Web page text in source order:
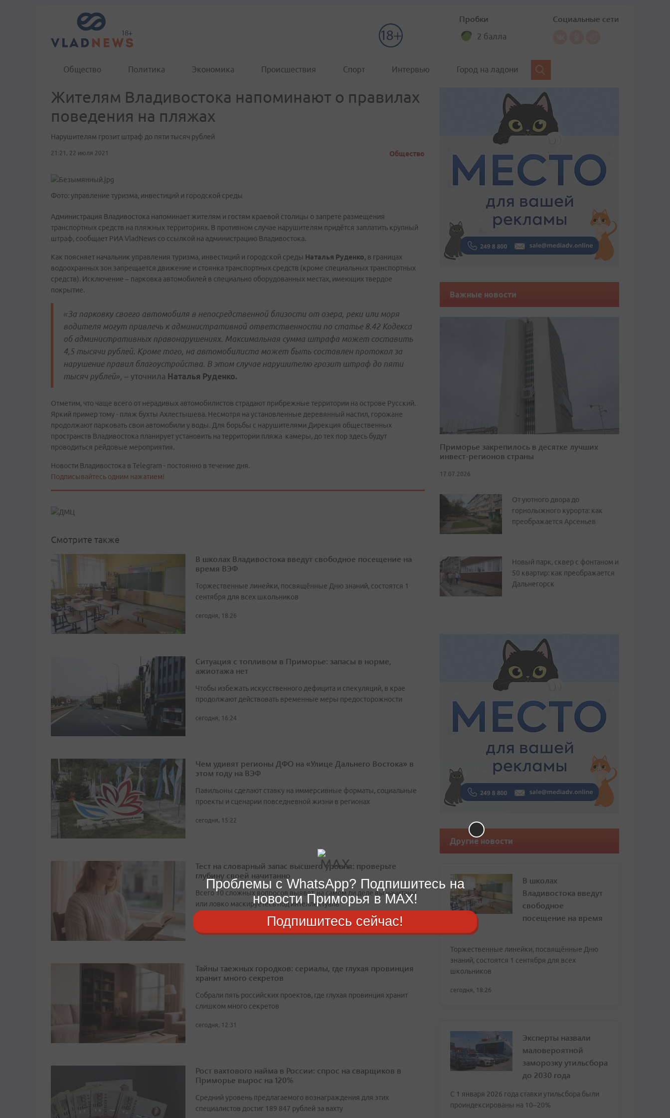
Пробки
2 балла
Социальные сети
Общество Политика Экономика Происшествия Спорт Интервью Город на ладони
Жителям Владивостока напоминают о правилах
поведения на пляжах
Нарушителям грозит штраф до пяти тысяч рублей
21:21, 22 июля 2021 Общество
Фото: управление туризма, инвестиций и городской среды
Администрация Владивостока напоминает жителям и гостям краевой столицы о запрете размещения
транспортных средств на пляжных территориях. В противном случае нарушителям придётся заплатить крупный
штраф, сообщает РИА VladNews со ссылкой на администрацию Владивостока.
Как поясняет начальник управления туризма, инвестиций и городской среды Наталья Руденко, в границах
водоохранных зон запрещается движение и стоянка транспортных средств (кроме специальных транспортных
средств). Исключение – парковка автомобилей в специально оборудованных местах, имеющих твердое
покрытие.
«За парковку своего автомобиля в непосредственной близости от озера, реки или моря
водителя могут привлечь к административной ответственности по статье 8.42 Кодекса
об административных правонарушениях. Максимальная сумма штрафа может составить
4,5 тысячи рублей. Кроме того, на автомобилиста может быть составлен протокол за
нарушение правил благоустройства. В этом случае нарушителю грозит штраф до пяти
тысяч рублей», – уточнила Наталья Руденко.
Отметим, что чаще всего от нерадивых автомобилистов страдают прибрежные территории на острове Русский.
Яркий пример тому - пляж бухты Ахлестышева. Несмотря на установленные деревянный настил, горожане
продолжают парковать свои автомобили у воды. Для борьбы с нарушителями Дирекция общественных
пространств Владивостока планирует установить на территории пляжа камеры, до тех пор здесь будут
проводиться рейдовые мероприятия.
Новости Владивостока в Telegram - постоянно в течение дня.
Подписывайтесь одним нажатием!
Смотрите также
В школах Владивостока введут свободное посещение на
время ВЭФ
Торжественные линейки, посвящённые Дню знаний, состоятся 1
сентября для всех школьников
сегодня, 18:26
Ситуация с топливом в Приморье: запасы в норме,
ажиотажа нет
Чтобы избежать искусственного дефицита и спекуляций, в крае
продолжают действовать временные меры предосторожности
сегодня, 16:24
Чем удивят регионы ДФО на «Улице Дальнего Востока» в
этом году на ВЭФ
Павильоны сделают ставку на иммерсивные форматы, социальные
проекты и сценарии повседневной жизни в регионах
сегодня, 15:22
Тест на словарный запас высшего уровня: проверьте
глубину своей начитанно
Всего 10 сложных вопросов выявят, на самом ли деле вы начитаны
или ловко маскируетесь под интеллектуала
Тайны таежных городков: сериалы, где глухая провинция
хранит много секретов
Собрали пять российских проектов, где глухая провинция хранит
слишком много секретов
сегодня, 12:31
Рост вахтового найма в России: спрос на сварщиков в
Приморье вырос на 120%
Средний уровень предлагаемого вознаграждения для этих
специалистов достиг 189 847 рублей за вахту
Важные новости
Приморье закрепилось в десятке лучших
инвест-регионов страны
17.07.2026
От уютного двора до
горнолыжного курорта: как
преображается Арсеньев
Новый парк, сквер с фонтаном и
50 квартир: как преображается
Дальнегорск
Другие новости
В школах
Владивостока введут
свободное
посещение на время
Торжественные линейки, посвящённые Дню
знаний, состоятся 1 сентября для всех
школьников
сегодня, 18:26
Эксперты назвали
маловероятной
заморозку утильсбора
до 2030 года
С 1 января 2026 года ставки утильсбора были
проиндексированы на 10–20%
Проблемы с WhatsApp? Подпишитесь на
новости Приморья в MAX!
Подпишитесь сейчас!